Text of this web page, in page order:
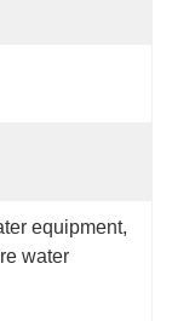
equipment
water